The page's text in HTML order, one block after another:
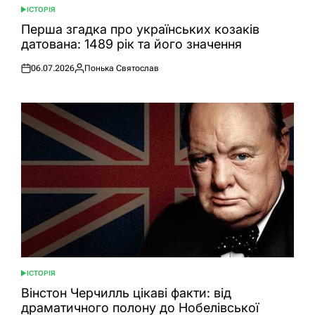
ОПУБЛІКУВАТИ
У
ІСТОРІЯ
Перша згадка про українських козаків
датована: 1489 рік та його значення
Оприлюднено
06.07.2026
Опубліковано
Понька Святослав
ОПУБЛІКУВАТИ
У
ІСТОРІЯ
Вінстон Черчилль цікаві факти: від
драматичного полону до Нобелівської